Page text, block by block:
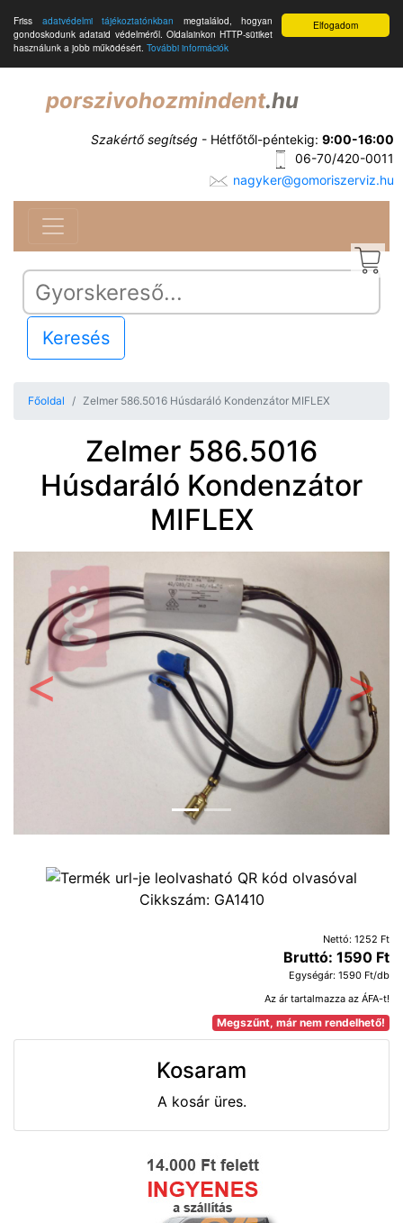
Elfogadom
Friss adatvédelmi tájékoztatónkban megtalálod, hogyan
gondoskodunk adataid védelméről. Oldalainkon HTTP-sütiket
használunk a jobb működésért. További információk
porszivohozmindent.hu
Szakértő segítség - Hétfőtől-péntekig: 9:00-16:00
06-70/420-0011
nagyker@gomoriszerviz.hu
Keresés
Főoldal Zelmer 586.5016 Húsdaráló Kondenzátor MIFLEX
Zelmer 586.5016
Húsdaráló Kondenzátor
MIFLEX
Előző
Cikkszám: GA1410
Nettó: 1252 Ft
Bruttó: 1590 Ft
Egységár: 1590 Ft/db
Az ár tartalmazza az ÁFA-t!
Megszűnt, már nem rendelhető!
Kosaram
A kosár üres.